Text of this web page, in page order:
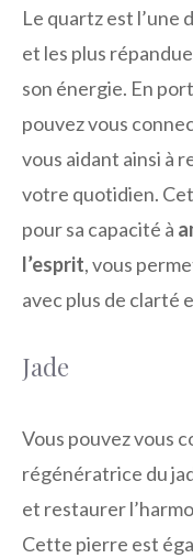
Le quartz est l’une
et les plus
son énergie. En
pouvez vous
vous aidant ainsi à
votre quotidien.
pour sa capacité à
l’esprit, vous
avec plus de clarté
Jade
Vous pouvez vous
régénératrice du
et restaurer
Cette pierre est